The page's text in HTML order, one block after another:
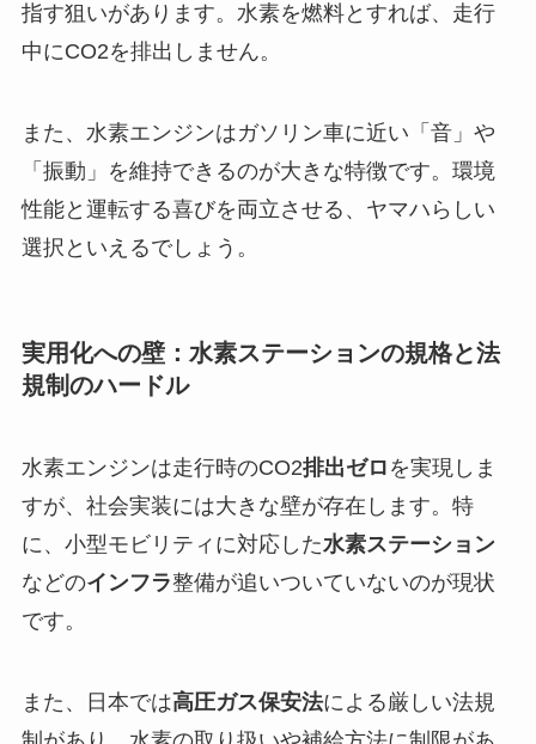
指す狙いがあります。水素を燃料とすれば、走行
中にCO2を排出しません。
また、水素エンジンはガソリン車に近い「音」や
「振動」を維持できるのが大きな特徴です。環境
性能と運転する喜びを両立させる、ヤマハらしい
選択といえるでしょう。
実用化への壁：水素ステーションの規格と法
規制のハードル
水素エンジンは走行時のCO2排出ゼロ を実現しま
すが、社会実装には大きな壁が存在します。特
に、小型モビリティに対応した水素ステーション
などのインフラ整備が追いついていないのが現状
です。
また、日本では高圧ガス保安法による厳しい法規